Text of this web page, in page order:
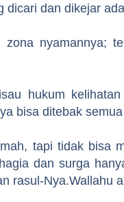
dicari dan dikejar
nyamannya;
hukum
bisa ditebak
tapi tidak bisa
dan surga
rasul-Nya.Wallahu